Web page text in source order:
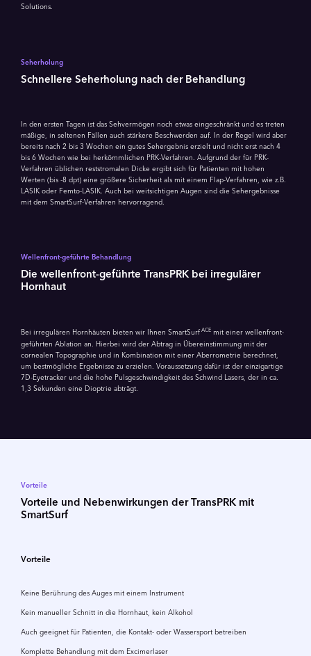
Solutions.
Seherholung
Schnellere Seherholung nach der Behandlung
In den ersten Tagen ist das Sehvermögen noch etwas eingeschränkt und es treten
mäßige, in seltenen Fällen auch stärkere Beschwerden auf. In der Regel wird aber
bereits nach 2 bis 3 Wochen ein gutes Sehergebnis erzielt und nicht erst nach 4
bis 6 Wochen wie bei herkömmlichen PRK-Verfahren. Aufgrund der für PRK-
Verfahren üblichen reststromalen Dicke ergibt sich für Patienten mit hohen
Werten (bis -8 dpt) eine größere Sicherheit als mit einem Flap-Ver­fah­ren, wie z.B.
LASIK oder Femto-LASIK. Auch bei weitsichtigen Augen sind die Sehergeb­nisse
mit dem SmartSurf-Verfahren hervorragend.
Wellenfront-geführte Behandlung
Die wellenfront-geführte TransPRK bei irregulärer
Hornhaut
Bei irregulären Hornhäuten bieten wir Ihnen SmartSurf ACE mit einer wellenfront-
geführten Ablation an. Hierbei wird der Abtrag in Übereinstimmung mit der
cornealen Topographie und in Kombination mit einer Aberrometrie berechnet,
um bestmögliche Ergebnisse zu erzielen. Voraussetzung dafür ist der einzigartige
7D-Eyetracker und die hohe Pulsgeschwindigkeit des Schwind Lasers, der in ca.
1,3 Sekunden eine Dioptrie abträgt.
Vorteile
Vorteile und Nebenwirkungen der TransPRK mit
SmartSurf
Vorteile
Keine Berührung des Auges mit einem Instrument
Kein manueller Schnitt in die Hornhaut, kein Alkohol
Auch geeignet für Patienten, die Kontakt- oder Wassersport betreiben
Komplette Behandlung mit dem Excimerlaser